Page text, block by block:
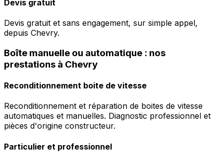
Devis gratuit
Devis gratuit et sans engagement, sur simple appel,
depuis Chevry.
Boîte manuelle ou automatique : nos
prestations à Chevry
Reconditionnement boite de vitesse
Reconditionnement et réparation de boites de vitesse
automatiques et manuelles. Diagnostic professionnel et
pièces d'origine constructeur.
Particulier et professionnel